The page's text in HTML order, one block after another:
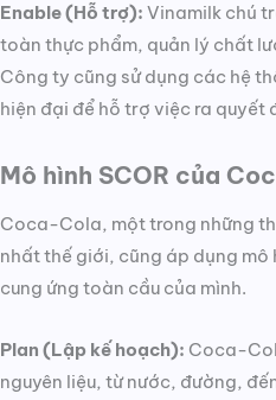
Enable (Hỗ trợ): Vinamilk chú
toàn thực phẩm, quản lý chất
Công ty cũng sử dụng các hệ
hiện đại để hỗ trợ việc ra quyết
Mô hình SCOR của
Coca-Cola, một trong những
nhất thế giới, cũng áp dụng mô
cung ứng toàn cầu của mình.
Plan (Lập kế hoạch): Coca-
nguyên liệu, từ nước, đường,